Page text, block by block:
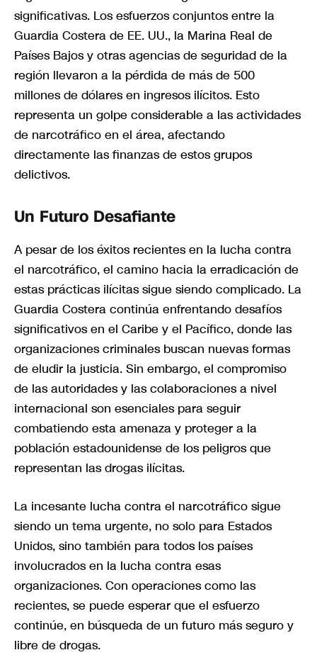
significativas. Los esfuerzos conjuntos entre la
Guardia Costera de EE. UU., la Marina Real de
Países Bajos y otras agencias de seguridad de la
región llevaron a la pérdida de más de 500
millones de dólares en ingresos ilícitos. Esto
representa un golpe considerable a las actividades
de narcotráfico en el área, afectando
directamente las finanzas de estos grupos
delictivos.
Un Futuro Desafiante
A pesar de los éxitos recientes en la lucha contra
el narcotráfico, el camino hacia la erradicación de
estas prácticas ilícitas sigue siendo complicado. La
Guardia Costera continúa enfrentando desafíos
significativos en el Caribe y el Pacífico, donde las
organizaciones criminales buscan nuevas formas
de eludir la justicia. Sin embargo, el compromiso
de las autoridades y las colaboraciones a nivel
internacional son esenciales para seguir
combatiendo esta amenaza y proteger a la
población estadounidense de los peligros que
representan las drogas ilícitas.
La incesante lucha contra el narcotráfico sigue
siendo un tema urgente, no solo para Estados
Unidos, sino también para todos los países
involucrados en la lucha contra esas
organizaciones. Con operaciones como las
recientes, se puede esperar que el esfuerzo
continúe, en búsqueda de un futuro más seguro y
libre de drogas.